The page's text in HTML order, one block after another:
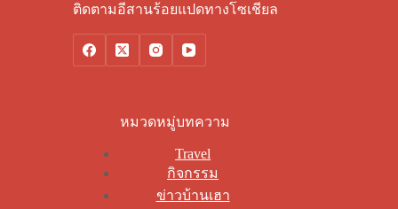
ติดตามอีสานร้อยแปดทางโซเชียล
หมวดหมู่บทความ
Travel
กิจกรรม
ข่าวบ้านเฮา